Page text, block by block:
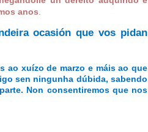
anos
ocasión que vos pidan
ao xuízo de marzo e máis ao que
sen ningunha dúbida, sabendo
Non consentiremos que nos